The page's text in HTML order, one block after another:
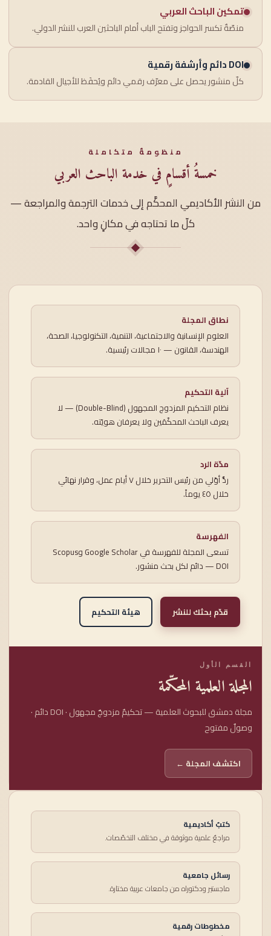
تمكين الباحث العربي
منصّةٌ تكسر الحواجز وتفتح الباب أمام الباحثين العرب للنشر الدولي.
DOI دائم وأرشفة رقمية
كلّ منشور يحصل على معرّف رقمي دائم ويُحفَظ للأجيال القادمة.
منظومةٌ متكاملة
خمسةُ أقسامٍ في خدمة الباحث العربي
من النشر الأكاديمي المحكَّم إلى خدمات الترجمة والمراجعة —
كلّ ما تحتاجه في مكانٍ واحد.
القسم الأول
المجلة العلمية المحكّمة
مجلة دمشق للبحوث العلمية — تحكيمٌ مزدوجٌ مجهول · DOI دائم ·
وصولٌ مفتوح
اكتشف المجلة ←
نطاق المجلة
العلوم الإنسانية والاجتماعية، التنمية، التكنولوجيا، الصحة،
الهندسة، القانون — ١٠ مجالات رئيسية.
آلية التحكيم
نظام التحكيم المزدوج المجهول (Double-Blind) — لا
يعرف الباحث المحكّمَين ولا يعرفان هويّته.
مدّة الرد
ردٌّ أوّلي من رئيس التحرير خلال ٧ أيام عمل، وقرار نهائي
خلال ٤٥ يوماً.
الفهرسة
تسعى المجلة للفهرسة في Google Scholar وScopus
— DOI دائم لكل بحث منشور.
قدّم بحثك للنشر هيئة التحكيم
كتبٌ أكاديمية
مراجعٌ علمية موثوقة في مختلف التخصّصات.
رسائل جامعية
ماجستير ودكتوراه من جامعات عربية مختارة.
مخطوطات رقمية